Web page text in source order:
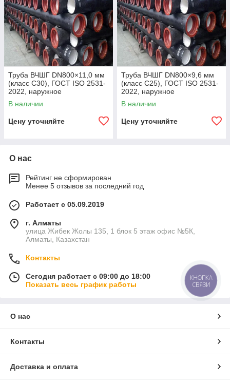
Труба ВЧШГ DN800×11,0 мм
(класс C30), ГОСТ ISO 2531-
2022, наружное
полиуретановое покрытие,
внутреннее цементно-
В наличии
Цену уточняйте
Труба ВЧШГ DN800×9,6 мм
(класс C25), ГОСТ ISO 2531-
2022, наружное
полиуретановое покрытие,
внутреннее цементно-
В наличии
Цену уточняйте
О нас
Рейтинг не сформирован
Менее 5 отзывов за последний год
Работает с 05.09.2019
г. Алматы
улица Жибек Жолы 135, 1 блок 5 этаж офис №5К,
Алматы, Казахстан
Контакты
Сегодня работает с 09:00 до 18:00
Показать весь график работы
О нас
Контакты
Доставка и оплата
КНОПКА
СВЯЗИ